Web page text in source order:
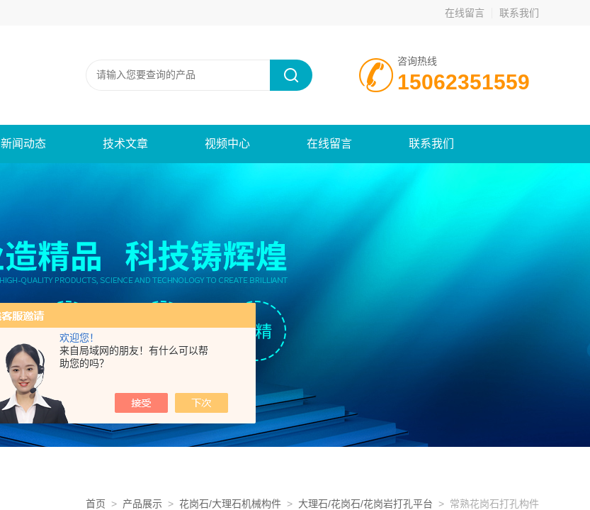
欢迎您！
来自局域网的朋友！有什么可以帮
助您的吗？
在线留言 联系我们
咨询热线
15062351559
新闻动态 技术文章 视频中心 在线留言 联系我们
首页 > 产品展示 > 花岗石/大理石机械构件 > 大理石/花岗石/花岗岩打孔平台 > 常熟花岗石打孔构件​​